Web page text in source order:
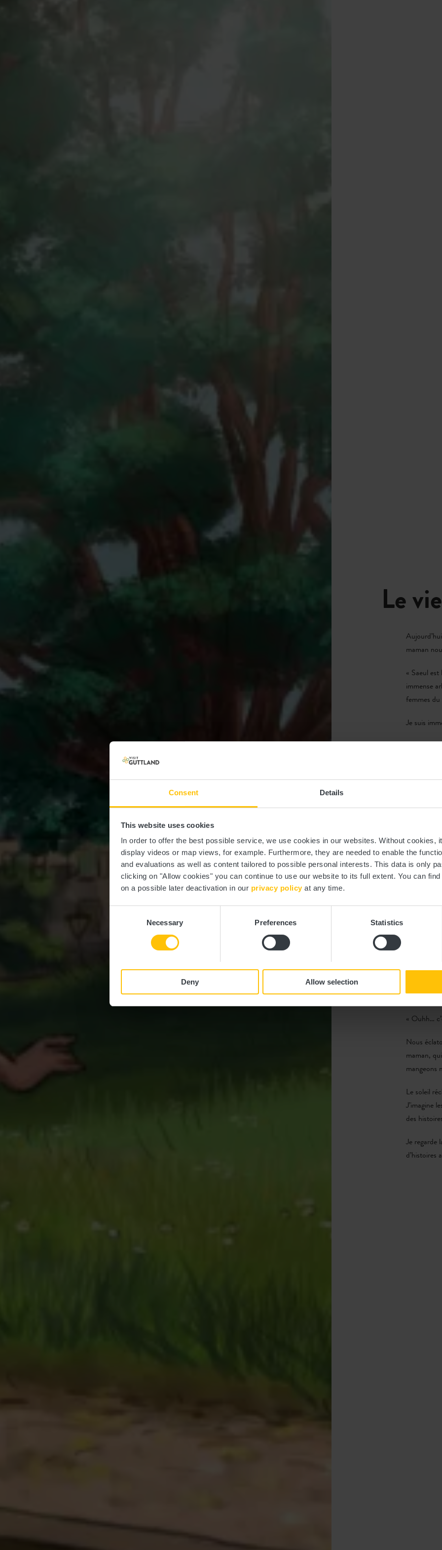
Consent Details
This website uses cookies
In order to offer the best possible service, we use cookies in our websites. Without cookies,
display videos or map views, for example. Furthermore, they are needed to enable the
and evaluations as well as content tailored to possible personal interests. This data is only
clicking on "Allow cookies" you can continue to use our website to its full extent. You can
on a possible later deactivation in our privacy policy at any time.
Necessary Preferences Statistics
Deny Allow selection
Le
maman
« Saeul
immense
femmes
Je suis
Lorsque
que ses
que nous
écorce
« On
les yeux.
Près de
ancien
trouble
Je
« Emil, tu
Emil
Je prends
« Ouhh…
Nous
maman,
mangeons
Le soleil
J’imagine
des
Je regarde
d’histoires